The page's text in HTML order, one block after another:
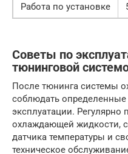
Работа по установке
Советы по
тюнинговой
После тюнинга системы
соблюдать
эксплуатации. Регулярно
охлаждающей жидкости,
датчика температуры и
техническое